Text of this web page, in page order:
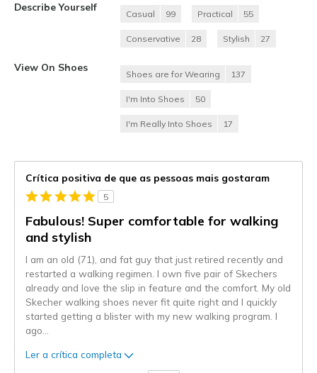
Describe Yourself
Casual 99 Practical 55
Conservative 28 Stylish 27
View On Shoes
Shoes are for Wearing 137
I'm Into Shoes 50
I'm Really Into Shoes 17
Crítica positiva de que as pessoas mais gostaram
5
Fabulous! Super comfortable for walking
and stylish
I am an old (71), and fat guy that just retired recently and
restarted a walking regimen. I own five pair of Skechers
already and love the slip in feature and the comfort. My old
Skecher walking shoes never fit quite right and I quickly
started getting a blister with my new walking program. I
ago
Ler a crítica completa